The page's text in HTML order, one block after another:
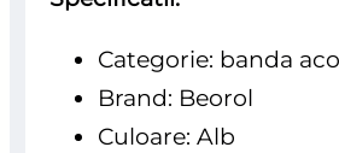
Categorie: banda
Brand: Beorol
Culoare: Alb